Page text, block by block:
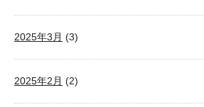
2025年3月 (3)
2025年2月 (2)